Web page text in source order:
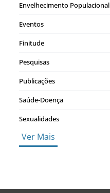
Envelhecimento Populacional
Eventos
Finitude
Pesquisas
Publicações
Saúde-Doença
Sexualidades
Ver Mais